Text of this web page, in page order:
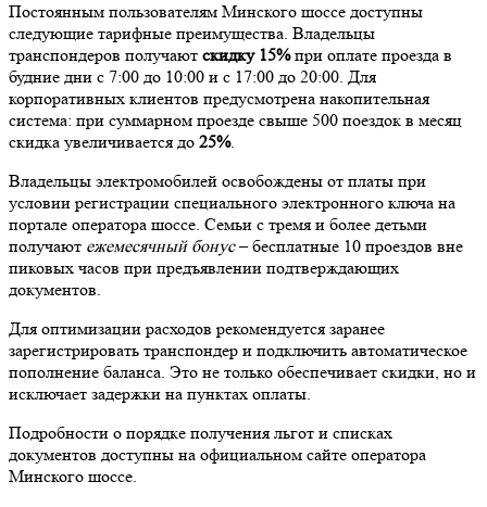
Постоянным пользователям Минского шоссе доступны
следующие тарифные преимущества. Владельцы
транспондеров получают скидку 15%при оплате проезда в
будние дни с 7:00 до 10:00 и с 17:00 до 20:00. Для
корпоративных клиентов предусмотрена накопительная
система: при суммарном проезде свыше 500 поездок в месяц
скидка увеличивается до 25%.
Владельцы электромобилей освобождены от платы при
условии регистрации специального электронного ключа на
портале оператора шоссе. Семьи с тремя и более детьми
получают ежемесячный бонус– бесплатные 10 проездов вне
пиковых часов при предъявлении подтверждающих
документов.
Для оптимизации расходов рекомендуется заранее
зарегистрировать транспондер и подключить автоматическое
пополнение баланса. Это не только обеспечивает скидки, но и
исключает задержки на пунктах оплаты.
Подробности о порядке получения льгот и списках
документов доступны на официальном сайте оператора
Минского шоссе.